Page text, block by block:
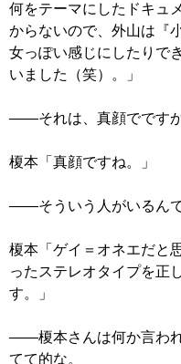
何をテーマにしたドキュ
からないので、外山は『
女っぽい感じにしたりで
いました（笑）。」
――それは、真顔でです
榎本「真顔ですね。」
――そういう人がいるんで
榎本「ゲイ＝オネエだと
ったステレオタイプを正
す。」
――榎本さんは何か言わ
てて的な。